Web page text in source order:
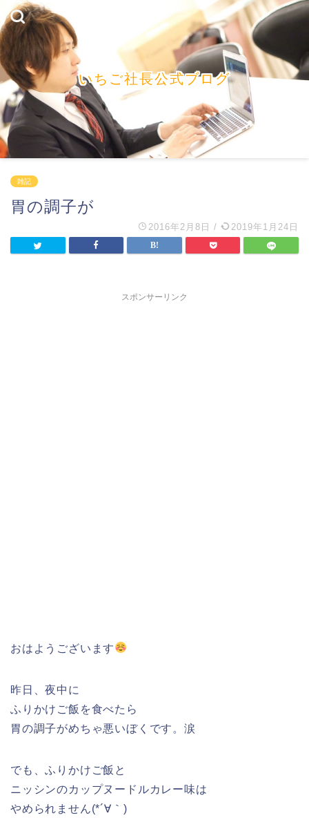
いちご社長公式ブログ
雑記
胃の調子が
2016年2月8日 / 2019年1月24日
スポンサーリンク
おはようございます
昨日、夜中に
ふりかけご飯を食べたら
胃の調子がめちゃ悪いぼくです。涙
でも、ふりかけご飯と
ニッシンのカップヌードルカレー味は
やめられません(*´∀｀)